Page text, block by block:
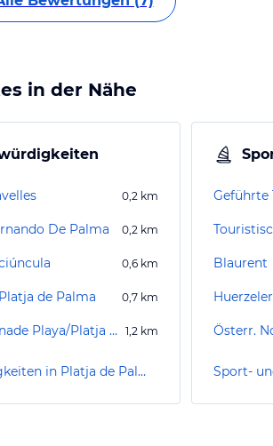
in der Nähe
0,2 km
De Palma 0,2 km
0,6 km
de Palma 0,7 km
Strandpromenade Playa/Platja de Palma 1,2 km
Sehenswürdigkeiten in Platja de Palma / Playa de Palma
Blaurent